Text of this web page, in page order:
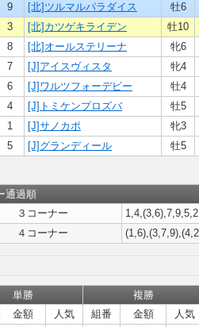
9 [北]ツルマルパラダイス
牡6
3 [北]カツゲキライデン
牡10
8 [北]オールステリーナ
牝6
7 [J]アイスヴィスタ
牝4
6 [J]ワルツフォーデビー
牡4
4 [J]トミケンプロズバ
牡5
1 [J]サノカポ
牝3
5 [J]グランディール 牡5
通過順
３コーナー
４コーナー
単勝
複勝
金額 人気 組番 金額
人気